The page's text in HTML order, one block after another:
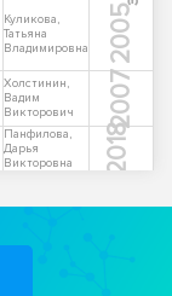
Куликова,
Татьяна
Владимировна
2005
Холстинин,
Вадим
Викторович
2007
Панфилова,
Дарья
Викторовна
2018